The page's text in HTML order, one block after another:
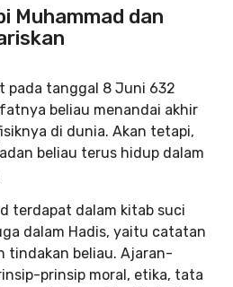
Muhammad dan
pada tanggal 8 Juni 632
beliau menandai akhir
di dunia. Akan tetapi,
beliau terus hidup dalam
terdapat dalam kitab suci
dalam Hadis, yaitu catatan
tindakan beliau. Ajaran-
prinsip moral, etika, tata